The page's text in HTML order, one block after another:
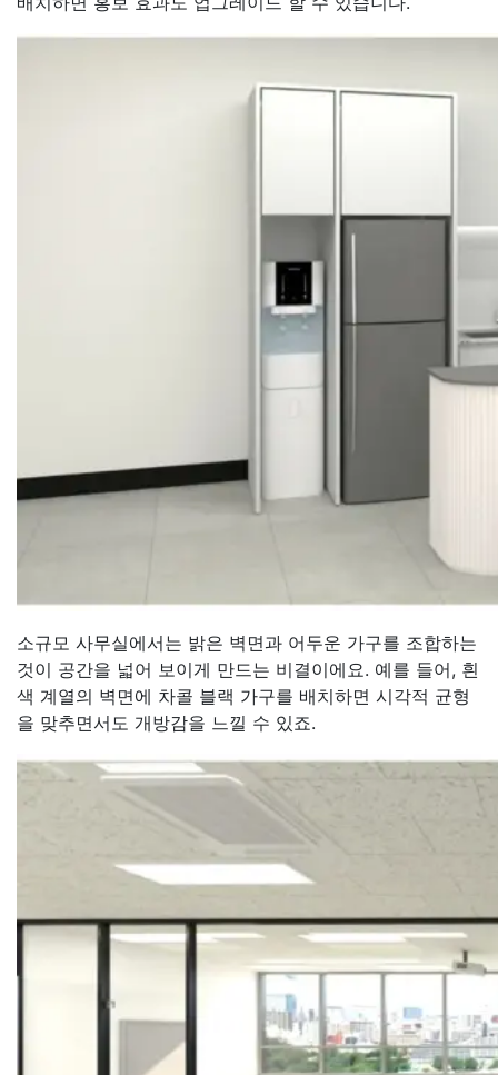
소규모 사무실에서는 밝은 벽면과 어두운 가구를 조합하는
것이 공간을 넓어 보이게 만드는 비결이에요. 예를 들어, 흰
색 계열의 벽면에 차콜 블랙 가구를 배치하면 시각적 균형
을 맞추면서도 개방감을 느낄 수 있죠.